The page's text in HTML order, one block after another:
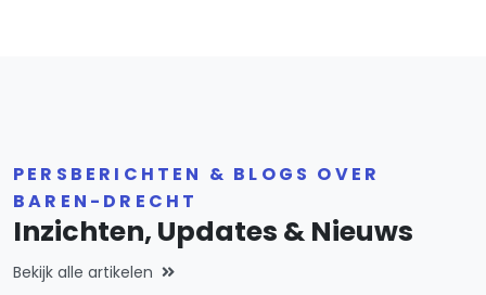
PERSBERICHTEN & BLOGS OVER
BAREN-DRECHT
Inzichten, Updates & Nieuws
Bekijk alle artikelen